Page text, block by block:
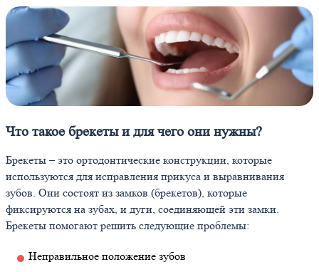
Что такое брекеты и для чего они нужны?
Брекеты – это ортодонтические конструкции, которые
используются для исправления прикуса и выравнивания
зубов. Они состоят из замков (брекетов), которые
фиксируются на зубах, и дуги, соединяющей эти замки.
Брекеты помогают решить следующие проблемы:
Неправильное положение зубов